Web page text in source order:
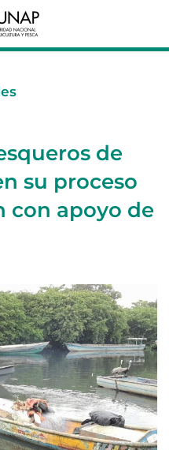
de
su proceso
con apoyo de